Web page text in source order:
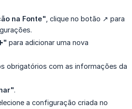
na Fonte" , clique no botão ↗️ para
para adicionar uma nova
obrigatórios com as informações da
.
a configuração criada no